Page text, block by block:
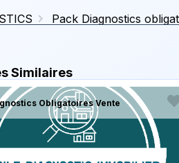
Pack Diagnostics
Similaires
Obligatoires Vente